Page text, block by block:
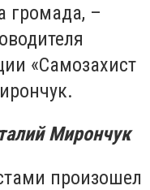
громада, –
«Самозахист
Мирончук
произошел